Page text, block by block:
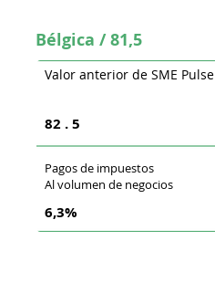
Bélgica / 81,5
82 .5
Pagos de impuestos
Al volumen de negocios
Valor anterior de SME Pulse
6,3%